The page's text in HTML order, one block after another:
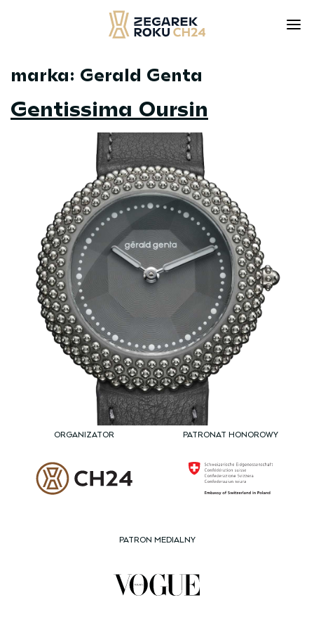
Skip
content
marka: Gerald Genta
Gentissima Oursin
ORGANIZATOR PATRONAT HONOROWY
PATRON MEDIALNY